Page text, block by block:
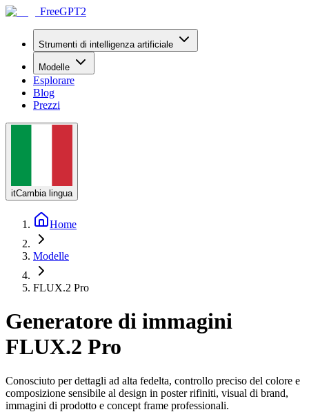
FreeGPT2
Strumenti di intelligenza artificiale
Modelle
Esplorare
Blog
Prezzi
itCambia lingua
Home
Modelle
FLUX.2 Pro
Generatore di immagini
FLUX.2 Pro
Conosciuto per dettagli ad alta fedelta, controllo preciso del colore e
composizione sensibile al design in poster rifiniti, visual di brand,
immagini di prodotto e concept frame professionali.